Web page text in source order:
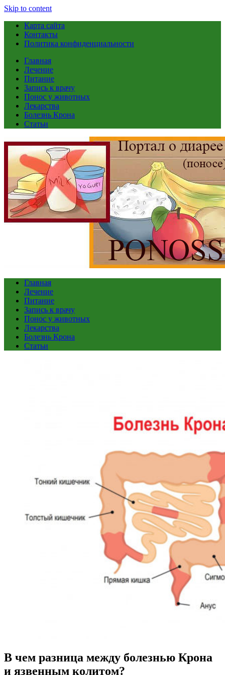
Skip to content
Карта сайта
Контакты
Политика конфиденциальности
Главная
Лечение
Питание
Запись к врачу
Понос у животных
Лекарства
Болезнь Крона
Статьи
Главная
Лечение
Питание
Запись к врачу
Понос у животных
Лекарства
Болезнь Крона
Статьи
В чем разница между болезнью Крона
и язвенным колитом?